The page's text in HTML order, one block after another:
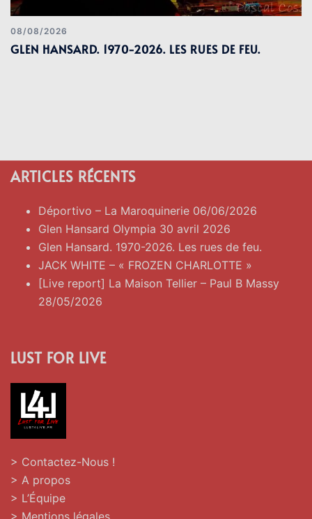
08/08/2026
GLEN HANSARD. 1970-2026. LES RUES DE FEU.
ARTICLES RÉCENTS
Déportivo – La Maroquinerie 06/06/2026
Glen Hansard Olympia 30 avril 2026
Glen Hansard. 1970-2026. Les rues de feu.
JACK WHITE – « FROZEN CHARLOTTE »
[Live report] La Maison Tellier – Paul B Massy
28/05/2026
LUST FOR LIVE
> Contactez-Nous !
> A propos
> L’Équipe